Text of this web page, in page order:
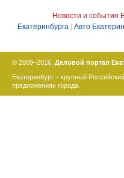
Новости и события
Екатеринбурга
Авто
© 2009–2016, Деловой портал
Екатеринбург – крупный
предложениях города.